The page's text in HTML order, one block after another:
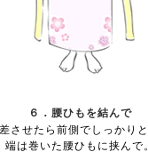
６．腰ひもを結んで
させたら前側でしっかり
端は巻いた腰ひもに挟んで。